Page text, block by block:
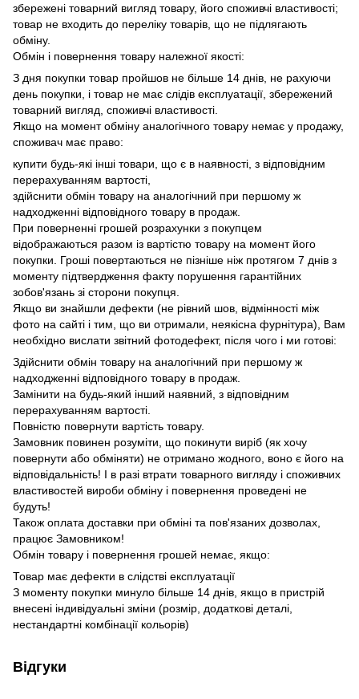
збережені товарний вигляд товару, його споживчі властивості;
товар не входить до переліку товарів, що не підлягають
обміну.
Обмін і повернення товару належної якості:
З дня покупки товар пройшов не більше 14 днів, не рахуючи
день покупки, і товар не має слідів експлуатації, збережений
товарний вигляд, споживчі властивості.
Якщо на момент обміну аналогічного товару немає у продажу,
споживач має право:
купити будь-які інші товари, що є в наявності, з відповідним
перерахуванням вартості,
здійснити обмін товару на аналогічний при першому ж
надходженні відповідного товару в продаж.
При поверненні грошей розрахунки з покупцем
відображаються разом із вартістю товару на момент його
покупки. Гроші повертаються не пізніше ніж протягом 7 днів з
моменту підтвердження факту порушення гарантійних
зобов'язань зі сторони покупця.
Якщо ви знайшли дефекти (не рівний шов, відмінності між
фото на сайті і тим, що ви отримали, неякісна фурнітура), Вам
необхідно вислати звітний фотодефект, після чого і ми готові:
Здійснити обмін товару на аналогічний при першому ж
надходженні відповідного товару в продаж.
Замінити на будь-який інший наявний, з відповідним
перерахуванням вартості.
Повністю повернути вартість товару.
Замовник повинен розуміти, що покинути виріб (як хочу
повернути або обміняти) не отримано жодного, воно є його на
відповідальність! І в разі втрати товарного вигляду і споживчих
властивостей вироби обміну і повернення проведені не
будуть!
Також оплата доставки при обміні та пов'язаних дозволах,
працює Замовником!
Обмін товару і повернення грошей немає, якщо:
Товар має дефекти в слідстві експлуатації
З моменту покупки минуло більше 14 днів , якщо в пристрій
внесені індивідуальні зміни (розмір, додаткові деталі,
нестандартні комбінації кольорів)
Відгуки